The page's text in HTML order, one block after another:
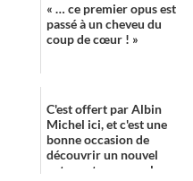
« … ce premier opus est
passé à un cheveu du
coup de cœur ! »
C'est offert par Albin
Michel ici, et c'est une
bonne occasion de
découvrir un nouvel
auteur et un nouvel